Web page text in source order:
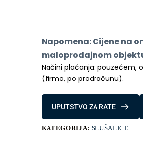
Napomena: Cijene na
maloprodajnom
Načini plaćanja: pouzećem,
(firme, po predračunu).
UPUTSTVO ZA RATE
KATEGORIJA: SLUŠALICE